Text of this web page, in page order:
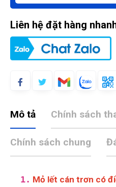
Liên hệ đặt hàng
Mô tả Chính sách
Chính sách chung
1. Mỏ lết cán trơn có